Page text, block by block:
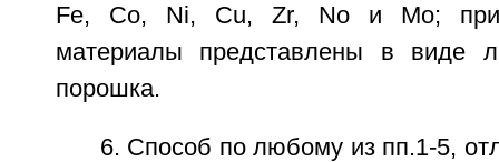
Fe, Co, Ni, Cu, Zr, No и Мо;
материалы представлены в виде
порошка.
6. Способ по любому из пп.1-5,